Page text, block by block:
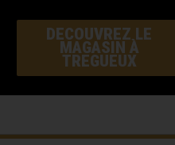
DECOUVREZ LE
MAGASIN À
TREGUEUX